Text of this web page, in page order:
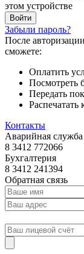
этом устройстве
Забыли пароль?
После
сможете:
Оплатить
Посмотреть
Передать
Контакты
Аварийная служба
8 3412 772066
Бухгалтерия
8 3412 241394
Обратная связь